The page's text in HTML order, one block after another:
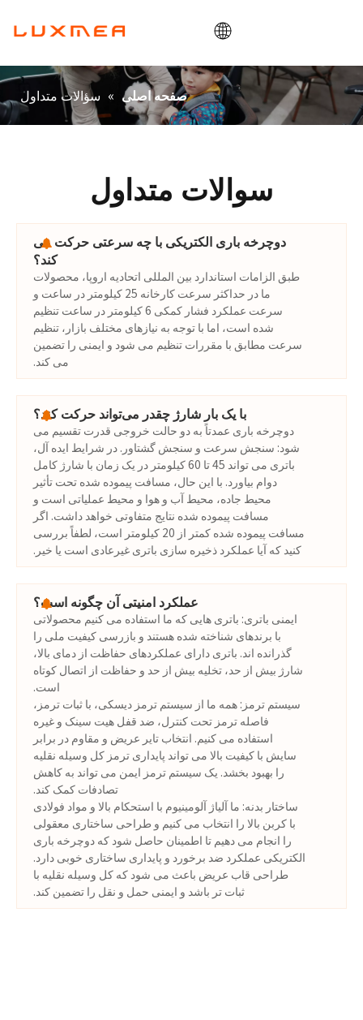
صفحه اصلی
شرکت
وبلاگ
تماس بگیرید
صفحه اصلی » سؤالات متداول
سوالات متداول
دوچرخه باری الکتریکی با چه سرعتی حرکت می
کند؟
طبق الزامات استاندارد بین المللی اتحادیه اروپا، محصولات
ما در حداکثر سرعت کارخانه 25 کیلومتر در ساعت و
سرعت عملکرد فشار کمکی 6 کیلومتر در ساعت تنظیم
شده است، اما با توجه به نیازهای مختلف بازار، تنظیم
سرعت مطابق با مقررات تنظیم می شود و ایمنی را تضمین
می کند.
با یک بار شارژ چقدر می‌تواند حرکت کند؟
دوچرخه باری عمدتاً به دو حالت خروجی قدرت تقسیم می
شود: سنجش سرعت و سنجش گشتاور. در شرایط ایده آل،
باتری می تواند 45 تا 60 کیلومتر در یک زمان با شارژ کامل
دوام بیاورد. با این حال، مسافت پیموده شده تحت تأثیر
محیط جاده، محیط آب و هوا و محیط عملیاتی است و
مسافت پیموده شده نتایج متفاوتی خواهد داشت. اگر
مسافت پیموده شده کمتر از 20 کیلومتر است، لطفاً بررسی
کنید که آیا عملکرد ذخیره سازی باتری غیرعادی است یا خیر.
عملکرد امنیتی آن چگونه است؟
ایمنی باتری: باتری هایی که ما استفاده می کنیم محصولاتی
با برندهای شناخته شده هستند و بازرسی کیفیت ملی را
گذرانده اند. باتری دارای عملکردهای حفاظت از دمای بالا،
شارژ بیش از حد، تخلیه بیش از حد و حفاظت از اتصال کوتاه
است.
سیستم ترمز: همه ما از سیستم ترمز دیسکی، با ثبات ترمز،
فاصله ترمز تحت کنترل، ضد قفل هیت سینک و غیره
استفاده می کنیم. انتخاب تایر عریض و مقاوم در برابر
سایش با کیفیت بالا می تواند پایداری ترمز کل وسیله نقلیه
را بهبود بخشد. یک سیستم ترمز ایمن می تواند به کاهش
تصادفات کمک کند.
ساختار بدنه: ما آلیاژ آلومینیوم با استحکام بالا و مواد فولادی
با کربن بالا را انتخاب می کنیم و طراحی ساختاری معقولی
را انجام می دهیم تا اطمینان حاصل شود که دوچرخه باری
الکتریکی عملکرد ضد برخورد و پایداری ساختاری خوبی دارد.
طراحی قاب عریض باعث می شود که کل وسیله نقلیه با
ثبات تر باشد و ایمنی حمل و نقل را تضمین کند.